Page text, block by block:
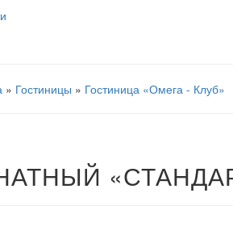
» Гостиницы » Гостиница «Омега - Клуб»